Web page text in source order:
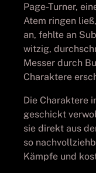
Page-Turner,
Atem ringen
an, fehlte an
witzig,
Messer durch
Charaktere
Die Charaktere
geschickt
sie direkt aus
so
Kämpfe und